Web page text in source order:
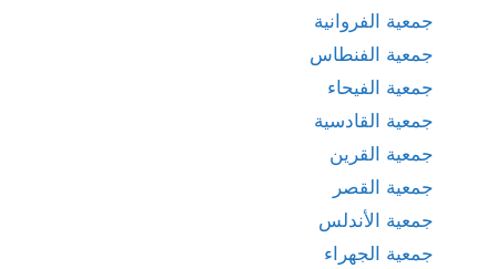
جمعية الفروانية
جمعية الفنطاس
جمعية الفيحاء
جمعية القادسية
جمعية القرين
جمعية القصر
جمعية الأندلس
جمعية الجهراء